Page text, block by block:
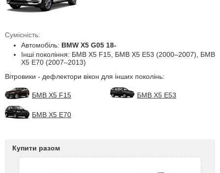
Сумісність:
Автомобіль: BMW X5 G05 18-
Інші покоління: БМВ Х5 F15, БМВ Х5 Е53 (2000–2007), БМВ
Х5 Е70 (2007–2013)
Вітровики - дефлектори вікон для інших поколінь:
БМВ Х5 F15 БМВ Х5 Е53
БМВ Х5 Е70
Купити разом